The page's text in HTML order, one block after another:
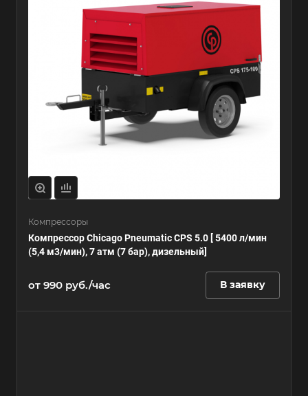
Компрессоры
Компрессор Chicago Pneumatic CPS 5.0 [ 5400 л/мин
(5,4 м3/мин), 7 атм (7 бар), дизельный]
от 990 руб./час В заявку